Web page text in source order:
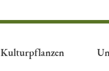
Kulturpflanzen